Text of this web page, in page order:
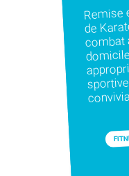
Remise
de
combat